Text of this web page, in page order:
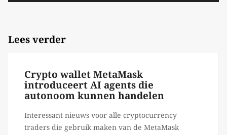
Lees verder
Crypto wallet MetaMask
introduceert AI agents die
autonoom kunnen handelen
Interessant nieuws voor alle cryptocurrency
traders die gebruik maken van de MetaMask